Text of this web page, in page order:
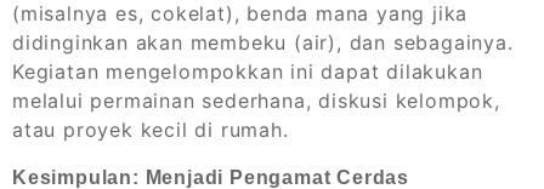
(misalnya es, cokelat), benda mana yang jika
didinginkan akan membeku (air), dan sebagainya.
Kegiatan mengelompokkan ini dapat dilakukan
melalui permainan sederhana, diskusi kelompok,
atau proyek kecil di rumah.
Kesimpulan: Menjadi Pengamat Cerdas